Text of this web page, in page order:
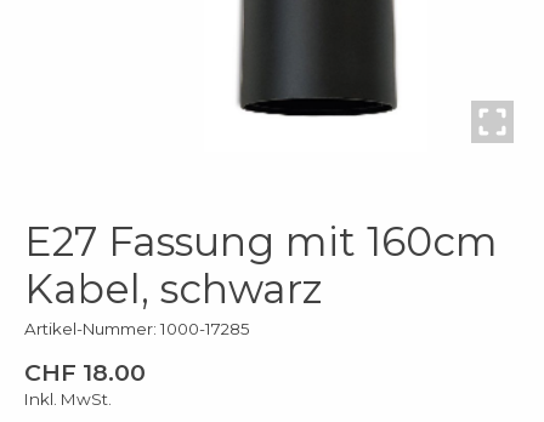
E27 Fassung mit 160cm
Kabel, schwarz
Artikel-Nummer: 1000-17285
CHF 18.00
Inkl. MwSt.